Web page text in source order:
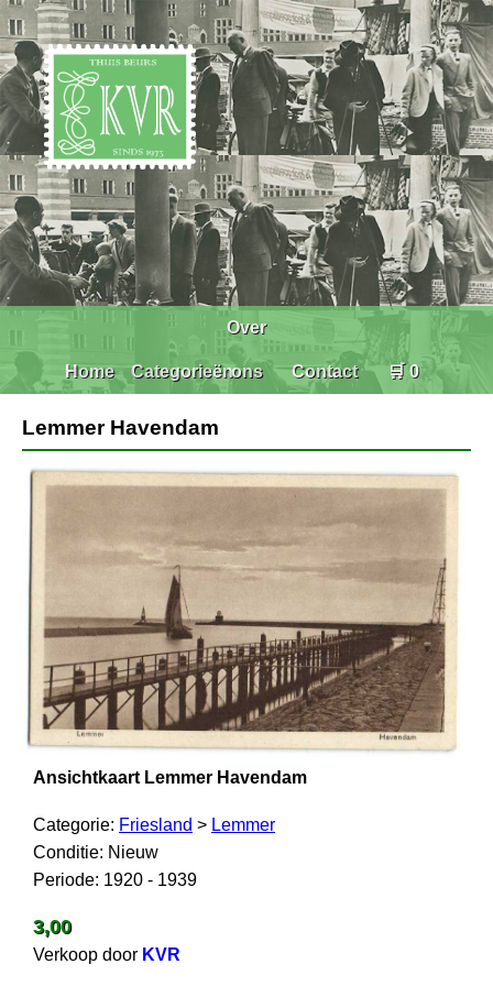
Home Categorieën
Over
ons Contact 🛒 0
Lemmer Havendam
Ansichtkaart Lemmer Havendam
Categorie: Friesland > Lemmer
Conditie: Nieuw
Periode: 1920 - 1939
3,00
Verkoop door KVR